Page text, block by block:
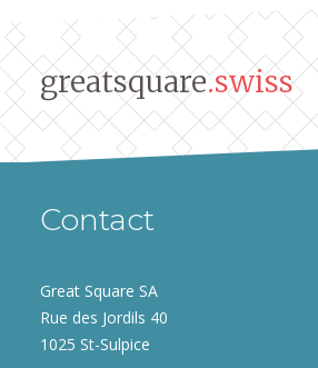
greatsquare.swiss
Contact
Great Square SA
Rue des Jordils 40
1025 St-Sulpice